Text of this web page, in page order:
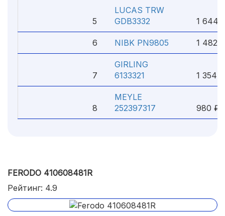
5
LUCAS TRW
GDB3332
1 644
6 NIBK PN9805 1 482 ₽
7
GIRLING
6133321
1 354 ₽
8
MEYLE
252397317
980 ₽
FERODO 410608481R
Рейтинг: 4.9